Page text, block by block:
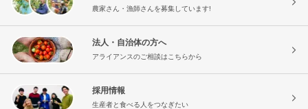
農家さん・漁師さんを募集しています!
法人・自治体の方へ
アライアンスのご相談はこちらから
採用情報
生産者と食べる人をつなぎたい